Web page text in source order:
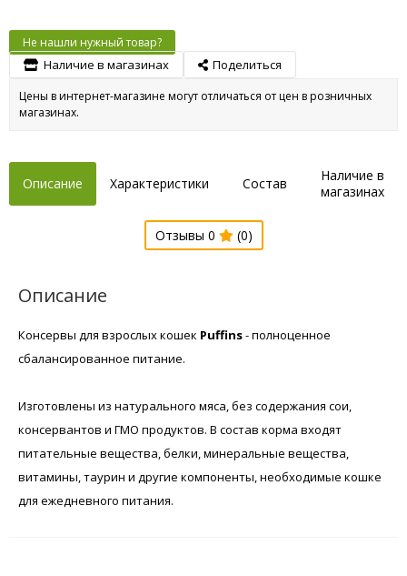
Не нашли нужный товар?
Наличие в магазинах Поделиться
Цены в интернет-магазине могут отличаться от цен в розничных
магазинах.
Описание Характеристики Состав
Наличие в
магазинах
Отзывы 0 (0)
Описание
Консервы для взрослых кошек Puffins- полноценное
сбалансированное питание.
Изготовлены из натурального мяса, без содержания сои,
консервантов и ГМО продуктов. В состав корма входят
питательные вещества, белки, минеральные вещества,
витамины, таурин и другие компоненты, необходимые кошке
для ежедневного питания.